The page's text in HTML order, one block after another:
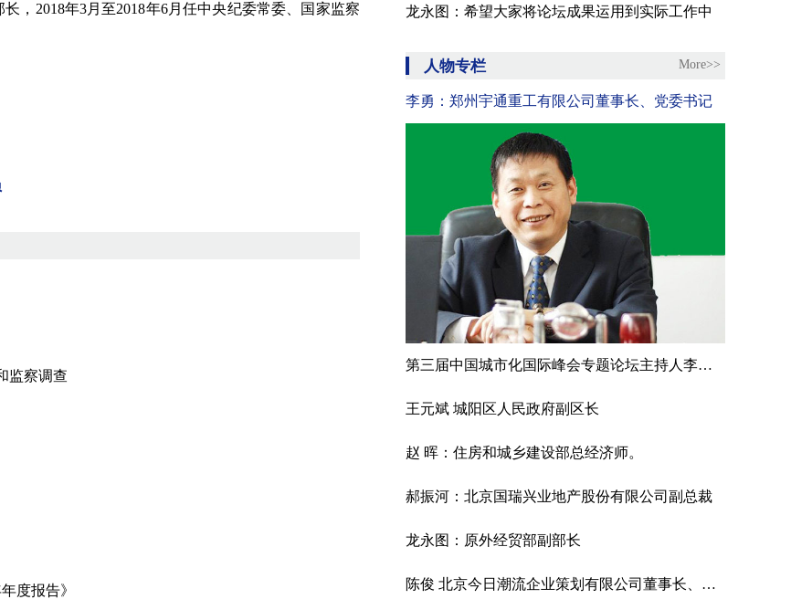
，2018年3月至2018年6月任中央纪委常委、国家监察
监察调查
度报告》
龙永图：希望大家将论坛成果运用到实际工作中
人物专栏 More>>
李勇：郑州宇通重工有限公司董事长、党委书记
第三届中国城市化国际峰会专题论坛主持人李津逵
王元斌 城阳区人民政府副区长
赵 晖：住房和城乡建设部总经济师。
郝振河：北京国瑞兴业地产股份有限公司副总裁
龙永图：原外经贸部副部长
陈俊 北京今日潮流企业策划有限公司董事长、北京浙江商会副会长